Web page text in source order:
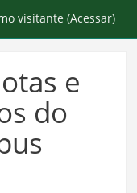
visitante (Acessar)
e
do